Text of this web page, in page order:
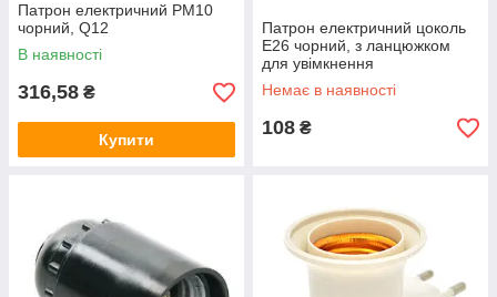
Патрон електричний PM10
чорний, Q12
В наявності
316,58 ₴
Купити
Патрон електричний цоколь
Е26 чорний, з ланцюжком
для увімкнення
Немає в наявності
108 ₴